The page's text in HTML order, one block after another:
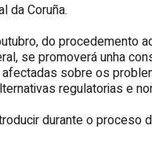
da Coruña.
do procedemento
se promoverá unha
sobre os
regulatorias e
durante o proceso